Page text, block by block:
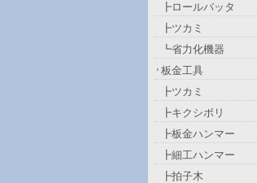
┣ロールバッタ
┣ツカミ
┗省力化機器
板金工具
┣ツカミ
┣キクシボリ
┣板金ハンマー
┣細工ハンマー
┣拍子木